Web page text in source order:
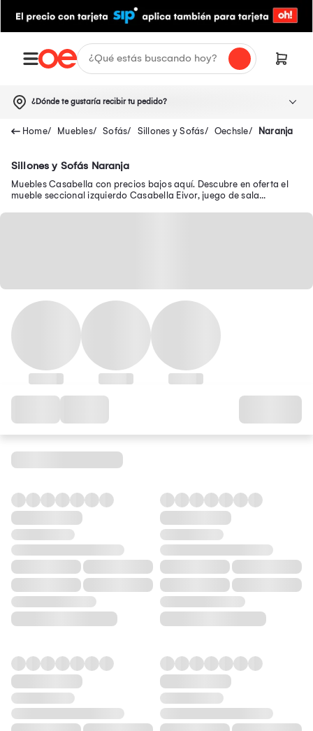
¿Dónde te gustaría recibir tu pedido?
Muebles Sofás Sillones y Sofás Oechsle Naranja
Sillones y Sofás Naranja
Muebles Casabella con precios bajos aquí. Descubre en oferta el
mueble seccional izquierdo Casabella Eivor, juego de sala